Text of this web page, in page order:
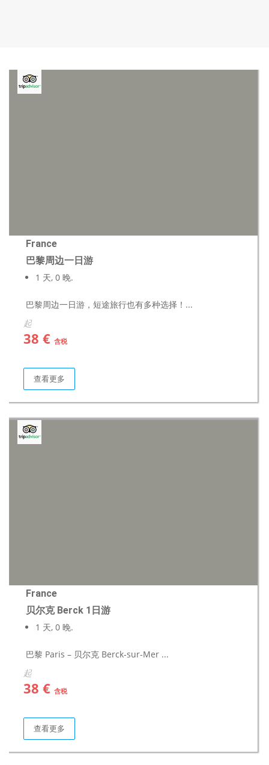
France
巴黎周边一日游
1 天, 0 晚.
巴黎周边一日游，短途旅行也有多种选择！...
起
38 € 含税
查看更多
France
贝尔克 Berck 1日游
1 天, 0 晚.
巴黎 Paris – 贝尔克 Berck-sur-Mer ...
起
38 € 含税
查看更多